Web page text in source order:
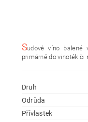
Sudové víno balené
primárně do vinoték či
Druh
Odrůda
Přívlastek